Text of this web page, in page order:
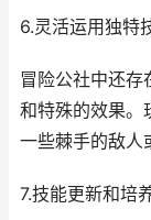
6.灵活运用独特
冒险公社中还存
和特殊的效果。
一些棘手的敌人
7.技能更新和培